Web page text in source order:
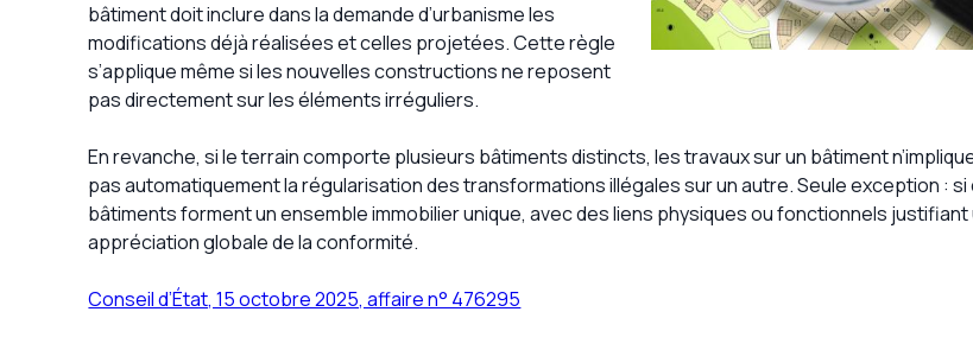
bâtiment doit inclure dans la demande d’urbanisme les
modifications déjà réalisées et celles projetées. Cette règle
s’applique même si les nouvelles constructions ne reposent
pas directement sur les éléments irréguliers.
En revanche, si le terrain comporte plusieurs bâtiments distincts, les travaux sur un bâtiment
pas automatiquement la régularisation des transformations illégales sur un autre. Seule exception : si
bâtiments forment un ensemble immobilier unique, avec des liens physiques ou fonctionnels justifiant
appréciation globale de la conformité.
Conseil d’État, 15 octobre 2025, affaire n° 476295